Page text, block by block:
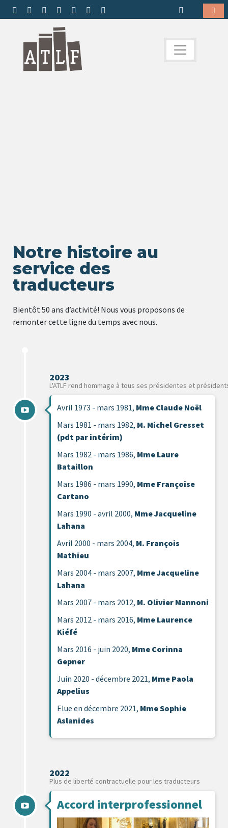
Notre histoire au
service des
traducteurs
Bientôt 50 ans d’activité! Nous vous proposons de
remonter cette ligne du temps avec nous.
2023
L'ATLF rend hommage à tous ses présidentes et
Avril 1973 - mars 1981, Mme Claude Noël
Mars 1981 - mars 1982, M. Michel Gresset
(pdt par intérim)
Mars 1982 - mars 1986, Mme Laure
Bataillon
Mars 1986 - mars 1990, Mme Françoise
Cartano
Mars 1990 - avril 2000, Mme Jacqueline
Lahana
Avril 2000 - mars 2004, M. François
Mathieu
Mars 2004 - mars 2007, Mme Jacqueline
Lahana
Mars 2007 - mars 2012, M. Olivier Mannoni
Mars 2012 - mars 2016, Mme Laurence
Kiéfé
Mars 2016 - juin 2020, Mme Corinna
Gepner
Juin 2020 - décembre 2021, Mme Paola
Appelius
Elue en décembre 2021, Mme Sophie
Aslanides
2022
Plus de liberté contractuelle pour les traducteurs
Accord interprofessionnel